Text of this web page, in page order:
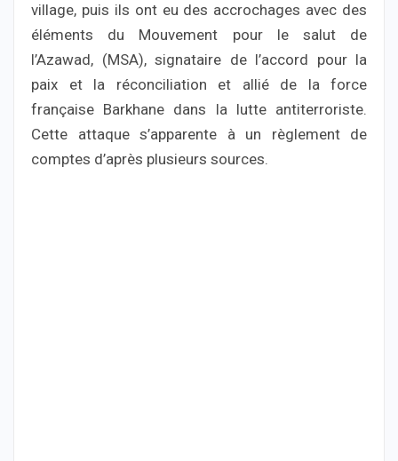
village, puis ils ont eu des accrochages avec des
éléments du Mouvement pour le salut de
l’Azawad, (MSA), signataire de l’accord pour la
paix et la réconciliation et allié de la force
française Barkhane dans la lutte antiterroriste.
Cette attaque s’apparente à un règlement de
comptes d’après plusieurs sources.